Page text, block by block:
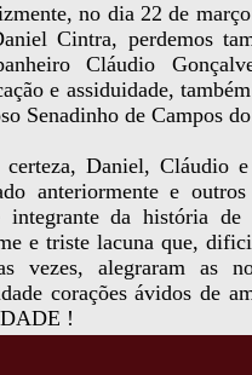
no dia 22 de
Cintra, perdemos
Cláudio
e assiduidade,
Senadinho de Campos
certeza, Daniel, Cláudio
anteriormente e
integrante da história
e triste lacuna que,
vezes, alegraram as
corações ávidos de
!